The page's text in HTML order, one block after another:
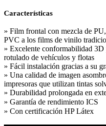
Características
» Film frontal con mezcla de
PVC a los films de vinilo
» Excelente conformabilidad 3D
rotulado de vehículos y flotas
» Fácil instalación gracias a su
» Una calidad de imagen
impresoras que utilizan tintas
» Durabilidad prolongada en
» Garantía de rendimiento ICS
» Con certificación HP Látex